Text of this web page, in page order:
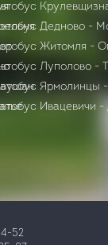
Дедново -
Житомля -
Луполово -
Ярмолинцы
Ивацевичи -
52